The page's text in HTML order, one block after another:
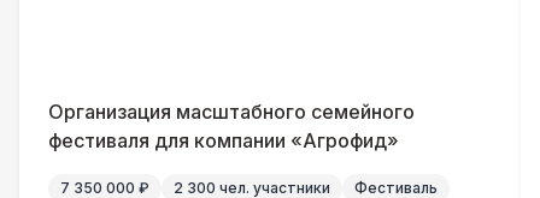
Организация масштабного семейного
фестиваля для компании «Агрофид»
7 350 000 ₽ 2 300 чел. участники
Фестиваль